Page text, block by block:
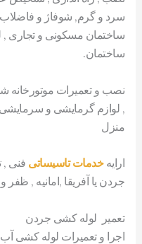
سرد و گرم, شوفاژ و فاضلاب
ساختمان مسکونی و تجاری ,
ساختمان.
نصب و تعمیرات موتورخانه
, لوازم گرمایشی و
منزل
ارایهخدمات تاسیساتی فنی ,
جردن یا آفریقا ,امانیه ,
تعمیر لوله کشی جردن
اجرا و تعمیرات لوله کشی